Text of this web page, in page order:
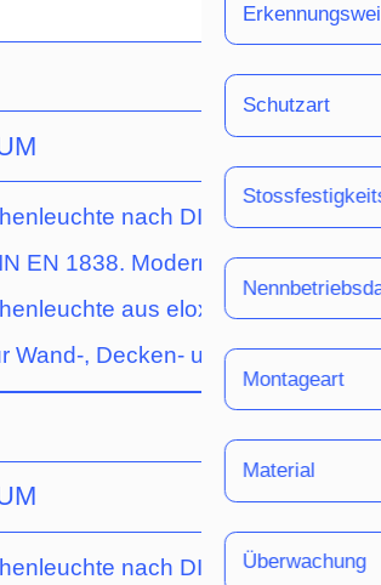
Schutzart
Montageart
Material
Überwachung
nach DIN EN 60598-
EN 1838. Moderne IP54
aus eloxiertem
Wand-, Decken- und
Bei der Wandmontage
über die Rückwand der
Decken- und
über einen Adapter, welcher
nach DIN EN 60598-